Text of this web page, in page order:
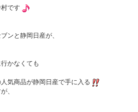
です
ンと静岡日産が、
かなくても
気商品が静岡日産で手に入る
、